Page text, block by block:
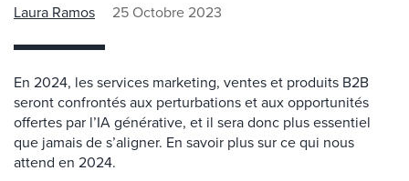
Laura Ramos 25 Octobre 2023
En 2024, les services marketing, ventes et produits B2B
seront confrontés aux perturbations et aux opportunités
offertes par l’IA générative, et il sera donc plus essentiel
que jamais de s’aligner. En savoir plus sur ce qui nous
attend en 2024.